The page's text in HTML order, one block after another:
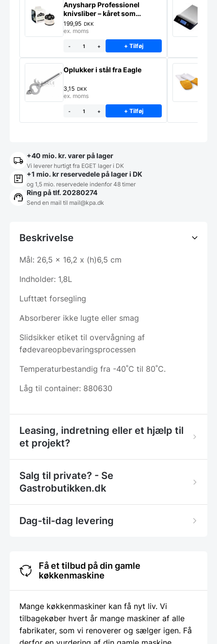
Anysharp Professionel
knivsliber – kåret som
verdens bedste
199,95 DKK
ex. moms
- + + Tilføj
Oplukker i stål fra Eagle
3,15 DKK
ex. moms
- + + Tilføj
+40 mio. kr. varer på lager
Vi leverer hurtigt fra EGET lager i DK
+1 mio. kr reservedele på lager i DK
og 1,5 mio. reservedele indenfor 48 timer
Ring på tlf. 20280274
Send en mail til mail@kpa.dk
Beskrivelse
Mål: 26,5 x 16,2 x (h)6,5 cm
Indholder: 1,8L
Lufttæt forsegling
Absorberer ikke lugte eller smag
Slidsikker etiket til overvågning af
fødevareopbevaringsprocessen
Temperaturbestandig fra -40˚C til 80˚C.
Låg til container: 880630
Leasing, indretning eller et hjælp til
et projekt?
Salg til private? - Se
Gastrobutikken.dk
Dag-til-dag levering
Få et tilbud på din gamle
køkkenmaskine
Mange køkkenmaskiner kan få nyt liv. Vi
tilbagekøber hvert år mange maskiner af alle
fabrikater, som vi renoverer og sælger igen. Få